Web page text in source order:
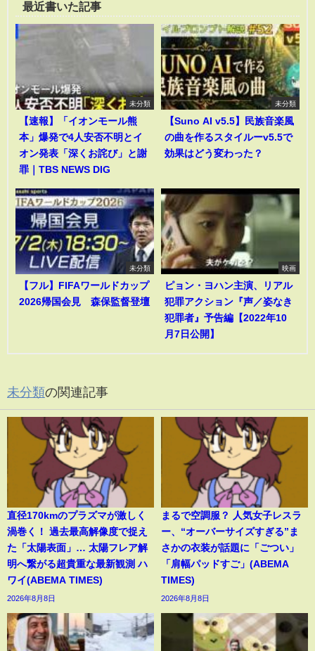
最近書いた記事
未分類
【速報】「イオンモール熊
本」爆発で4人安否不明とイ
オン発表「深くお詫び」と謝
罪｜TBS NEWS DIG
未分類
【Suno AI v5.5】民族音楽風
の曲を作るスタイルーv5.5で
効果はどう変わった？
未分類
【フル】FIFAワールドカップ
2026帰国会見 森保監督登壇
映画
ピョン・ヨハン主演、リアル
犯罪アクション『声／姿なき
犯罪者』予告編【2022年10
月7日公開】
未分類の関連記事
直径170kmのプラズマが激しく
渦巻く！ 過去最高解像度で捉え
た「太陽表面」… 太陽フレア解
明へ繋がる超貴重な最新観測 ハ
ワイ(ABEMA TIMES)
2026年8月8日
まるで空調服？ 人気女子レスラ
ー、“オーバーサイズすぎる”ま
さかの衣装が話題に「ごつい」
「肩幅パッドすご」(ABEMA
TIMES)
2026年8月8日